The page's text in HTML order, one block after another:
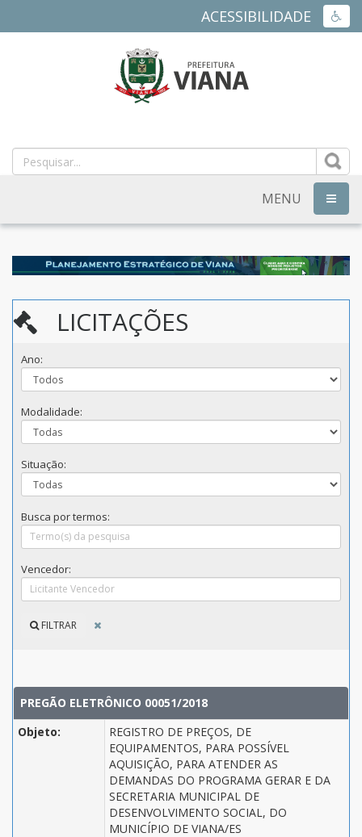
ACESSIBILIDADE
MUNICIPAL
DE
VIANA
ES
MENU
LICITAÇÕES
Ano:
Modalidade:
Situação:
Busca por termos:
Vencedor:
FILTRAR
PREGÃO ELETRÔNICO 00051/2018
Objeto:
REGISTRO DE PREÇOS, DE
EQUIPAMENTOS, PARA POSSÍVEL
AQUISIÇÃO, PARA ATENDER AS
DEMANDAS DO PROGRAMA GERAR E DA
SECRETARIA MUNICIPAL DE
DESENVOLVIMENTO SOCIAL, DO
MUNICÍPIO DE VIANA/ES